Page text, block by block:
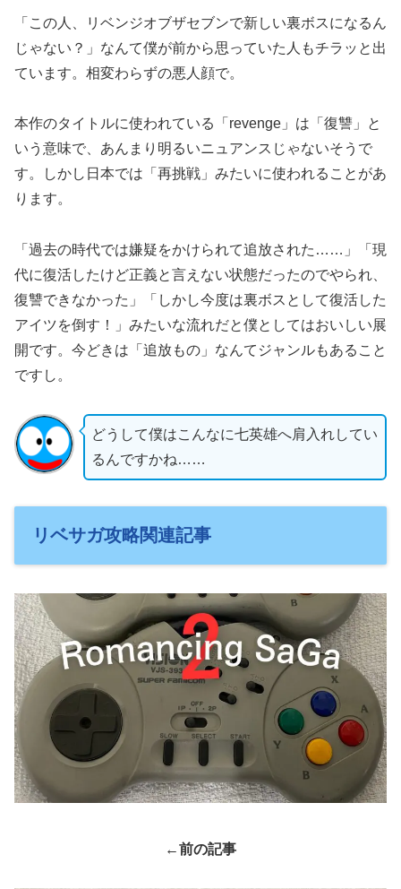
「この人、リベンジオブザセブンで新しい裏ボスになるん
じゃない？」なんて僕が前から思っていた人もチラッと出
ています。相変わらずの悪人顔で。
本作のタイトルに使われている「revenge」は「復讐」と
いう意味で、あんまり明るいニュアンスじゃないそうで
す。しかし日本では「再挑戦」みたいに使われることがあ
ります。
「過去の時代では嫌疑をかけられて追放された……」「現
代に復活したけど正義と言えない状態だったのでやられ、
復讐できなかった」「しかし今度は裏ボスとして復活した
アイツを倒す！」みたいな流れだと僕としてはおいしい展
開です。今どきは「追放もの」なんてジャンルもあること
ですし。
どうして僕はこんなに七英雄へ肩入れしてい
るんですかね……
リベサガ攻略関連記事
←前の記事